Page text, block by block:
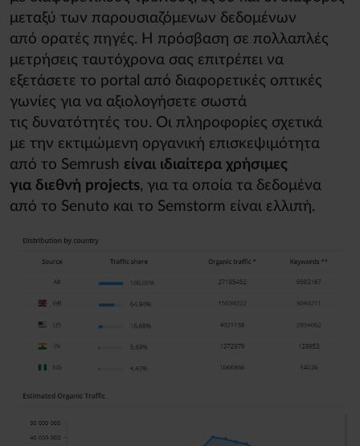
μεταξύ των παρουσιαζόμενων δεδομένων
από ορατές πηγές. Η πρόσβαση σε πολλαπλές
μετρήσεις ταυτόχρονα σας επιτρέπει να
εξετάσετε το portal από διαφορετικές οπτικές
γωνίες για να αξιολογήσετε σωστά
τις δυνατότητές του. Οι πληροφορίες σχετικά
με την εκτιμώμενη οργανική επισκεψιμότητα
από το Semrush είναι ιδιαίτερα χρήσιμες
για διεθνή projects, για τα οποία τα δεδομένα
από το Senuto και το Semstorm είναι ελλιπή.